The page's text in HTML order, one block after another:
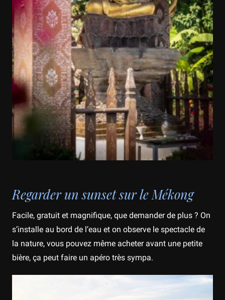
Regarder un sunset sur le Mékong
Facile, gratuit et magnifique, que demander de plus ? On
s’installe au bord de l’eau et on observe le spectacle de
la nature, vous pouvez même acheter avant une petite
bière, ça peut faire un apéro très sympa.